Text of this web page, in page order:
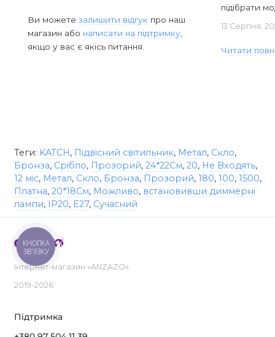
Ви можете залишити відгук про наш
магазин або написати на підтримку
якщо у вас є якісь питання.
підібрати
13 Серпня,
Читати
Теги: KATCH, Підвісний світильник, Метал, Скло,
Бронза, Срібло, Прозорий, 24*22См, 20, Не Входять,
12 міс, Метал, Скло, Бронза, Прозорий, 180, 100, 1500,
Платна, 20*18См, Можливо, встановивши диммерні
лампи, IP20, E27, Сучасний
Інтернет-магазин «ANZAZO»
2019-2026
Підтримка
КНОПКА
ЗВ'ЯЗКУ